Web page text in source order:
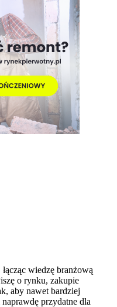
wiedzę branżową
o rynku, zakupie
aby nawet bardziej
naprawdę przydatne dla